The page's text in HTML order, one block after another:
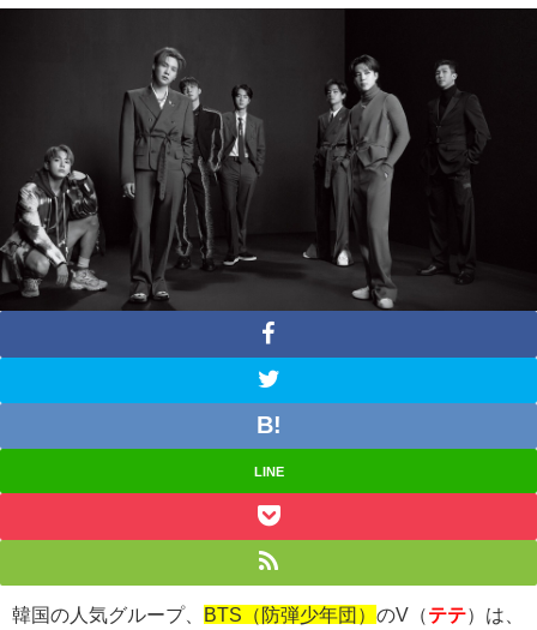
LINE
韓国の人気グループ、 BTS（防弾少年団） のV（テテ）は、